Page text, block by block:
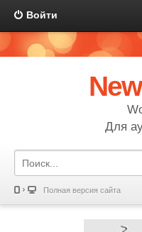
Войти
Для
Полная версия сайта